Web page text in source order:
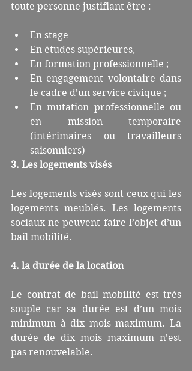
toute personne justifiant être :
En stage
En études supérieures,
En formation professionnelle ;
En engagement volontaire dans
le cadre d’un service civique ;
En mutation professionnelle ou
en mission temporaire
(intérimaires ou travailleurs
saisonniers)
3. Les logements visés
Les logements visés sont ceux qui les
logements meublés. Les logements
sociaux ne peuvent faire l’objet d’un
bail mobilité.
4. la durée de la location
Le contrat de bail mobilité est très
souple car sa durée est d’un mois
minimum à dix mois maximum. La
durée de dix mois maximum n’est
pas renouvelable.